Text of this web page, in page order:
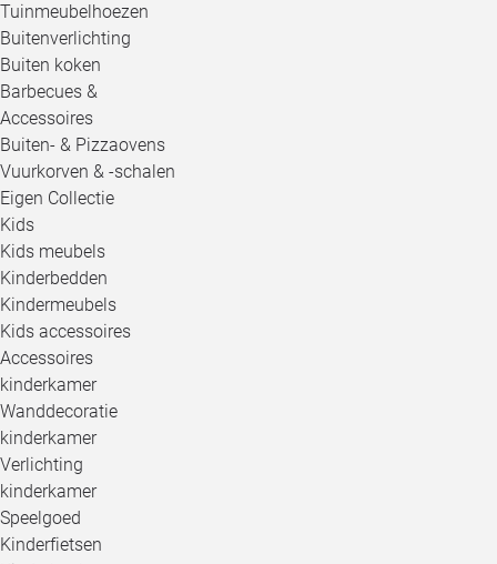
Tuinmeubelhoezen
Buitenverlichting
Buiten koken
Barbecues &
Accessoires
Buiten- & Pizzaovens
Vuurkorven & -schalen
Eigen Collectie
Kids
Kids meubels
Kinderbedden
Kindermeubels
Kids accessoires
Accessoires
kinderkamer
Wanddecoratie
kinderkamer
Verlichting
kinderkamer
Speelgoed
Kinderfietsen